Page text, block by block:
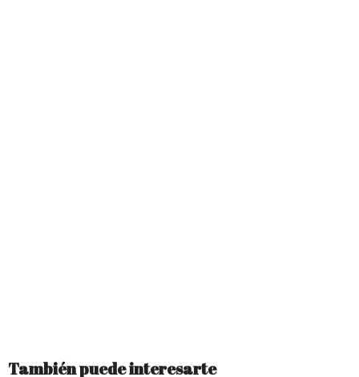
También puede interesarte